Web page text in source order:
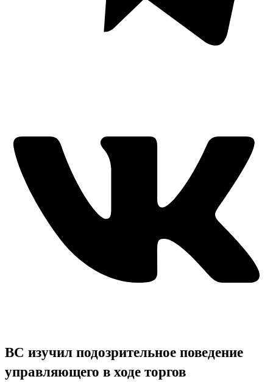
ВС изучил подозрительное поведение
управляющего в ходе торгов